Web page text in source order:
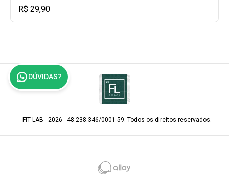
panela macia, cozida lentamente até
desmanchar. As cebolas e os pimentões
grelhados adicionam um toque defumado e
R$ 29,90
DÚVIDAS?
FIT LAB - 2026 - 48.238.346/0001-59. Todos os direitos reservados.